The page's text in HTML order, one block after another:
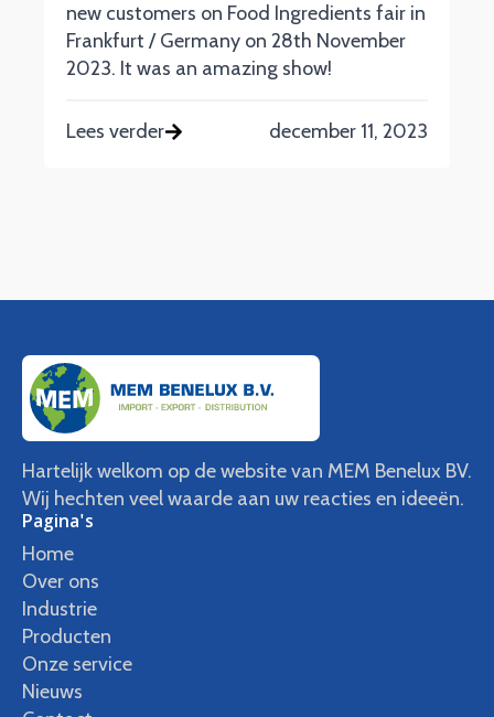
new customers on Food Ingredients fair in
Frankfurt / Germany on 28th November
2023. It was an amazing show!
Lees verder december 11, 2023
Hartelijk welkom op de website van MEM Benelux BV.
Wij hechten veel waarde aan uw reacties en ideeën.
Pagina's
Home
Over ons
Industrie
Producten
Onze service
Nieuws